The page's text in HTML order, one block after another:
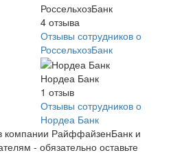
РоссельхозБанк
4 отзыва
Отзывы сотрудников о
РоссельхозБанк
Нордеа Банк
1 отзыв
Отзывы сотрудников о
Нордеа Банк
компании РайффайзенБанк и
- обязательно оставьте